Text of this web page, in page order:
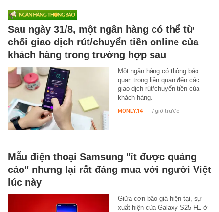
Sau ngày 31/8, một ngân hàng có thể từ
chối giao dịch rút/chuyển tiền online của
khách hàng trong trường hợp sau
Một ngân hàng có thông báo
quan trọng liên quan đến các
giao dịch rút/chuyển tiền của
khách hàng.
MONEY.14 - 7 giờ trước
Mẫu điện thoại Samsung "ít được quảng
cáo" nhưng lại rất đáng mua với người Việt
lúc này
Giữa cơn bão giá hiện tại, sự
xuất hiện của Galaxy S25 FE ở